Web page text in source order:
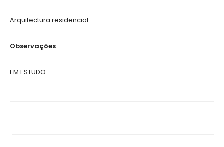
Arquitectura residencial.
Observações
EM ESTUDO